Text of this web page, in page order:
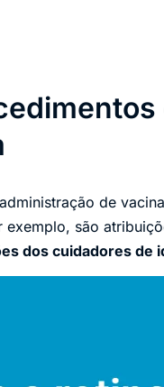
de
são
dos cuidadores de